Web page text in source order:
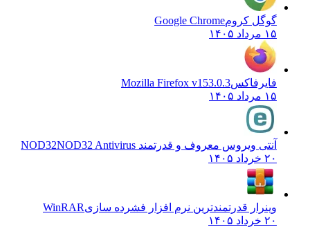
گوگل کرومGoogle Chrome
۱۵ مرداد ۱۴۰۵
فایرفاکسMozilla Firefox v153.0.3
۱۵ مرداد ۱۴۰۵
آنتی ویروس معروف و قدرتمند NOD32NOD32 Antivirus
۲۰ خرداد ۱۴۰۵
وینرار قدرتمندترین نرم افزار فشرده سازیWinRAR
۲۰ خرداد ۱۴۰۵